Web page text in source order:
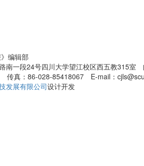
编辑部
南一段24号四川大学望江校区西五教315室
传真：86-028-85418067 E-mail：
发展有限公司设计开发